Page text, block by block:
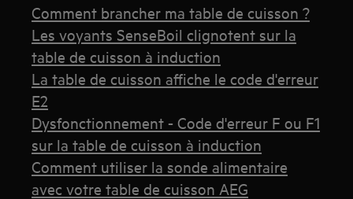
Comment brancher ma table de cuisson ?
Les voyants SenseBoil clignotent sur la
table de cuisson à induction
La table de cuisson affiche le code d'erreur
E2
Dysfonctionnement - Code d'erreur F ou F1
sur la table de cuisson à induction
Comment utiliser la sonde alimentaire
avec votre table de cuisson AEG